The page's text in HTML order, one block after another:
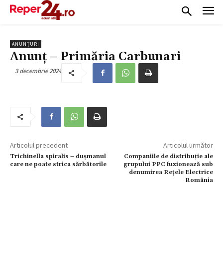
ANUNȚURI
Anunț – Primăria Carbunari
3 decembrie 2024
Articolul precedent
Trichinella spiralis – dușmanul
care ne poate strica sărbătorile
Articolul următor
Companiile de distribuție ale
grupului PPC fuzionează sub
denumirea Rețele Electrice
România